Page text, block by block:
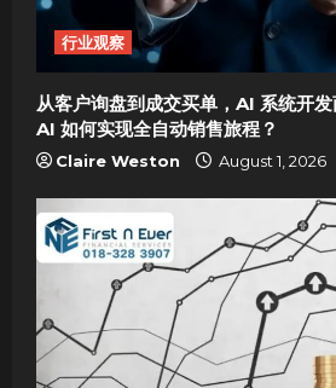
i
o
n
行业观察
从客户询盘到成交买单，AI 系统
AI 如何实现全自动销售旅程？
Claire Weston August 1, 2026